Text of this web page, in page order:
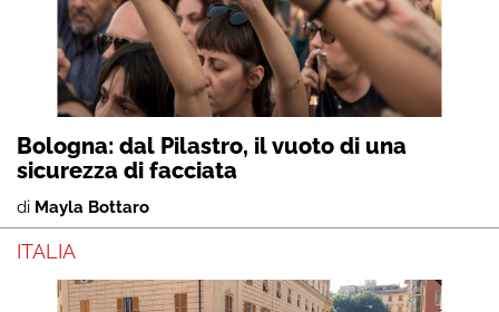
Bologna: dal Pilastro, il vuoto di una
sicurezza di facciata
di Mayla Bottaro
ITALIA